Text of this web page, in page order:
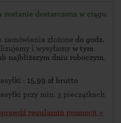
zostanie dostarczona w ciągu
zamówienia złożone do godz.
i wysyłamy w tym
najbliższym dniu roboczym.
: 15,99 zł brutto
przy min. 3 pieczątkach
regulamin promocji »